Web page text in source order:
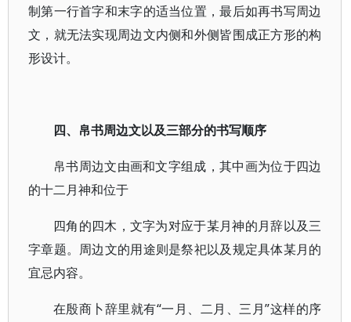
制第一行首字和末字的适当位置，最后如再书写周边
文，就无法实现周边文内侧和外侧皆围成正方形的构
形设计。
四、帛书周边文以及三部分的书写顺序
帛书周边文由画和文字组成，其中画为位于四边
的十二月神和位于
四角的四木，文字为对应于某月神的月辞以及三
字章题。周边文的用途则是祭祀以及规定具体某月的
宜忌内容。
在殷商卜辞里就有“一月、二月、三月”这样的序